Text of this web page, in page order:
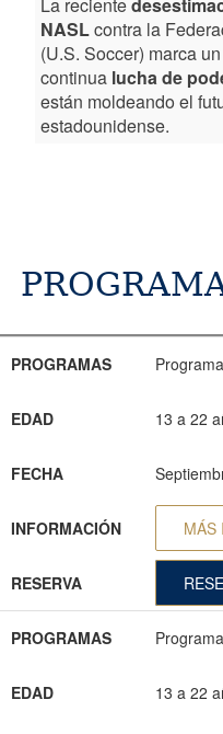
NASLcontra la
(U.S. Soccer) marca
continua lucha de
están moldeando el
estadounidense.
PROGRAMAS
EDAD
FECHA
INFORMACIÓN
RESERVA
PROGRAMAS
EDAD 13 a 22
FECHA
INFORMACIÓN MÁS
RESERVA
PROGRAMAS
EDAD 13 a 22